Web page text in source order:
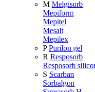
M Melgisorb
Mepiform
Mepitel
Mesalt
Mepilex
P Purilon gel
R Resposorb
Resposorb
S Scarban
Sorbalgon